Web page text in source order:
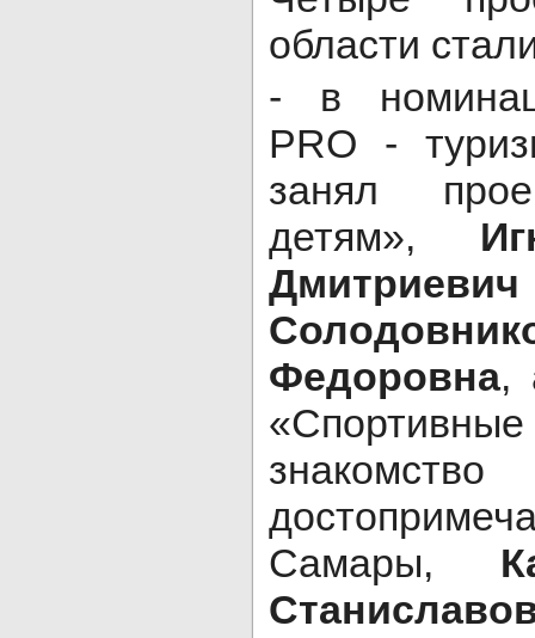
области
- в
PRO -
занял
детям»,
Дмитриевич
Федоровна,
Самары,